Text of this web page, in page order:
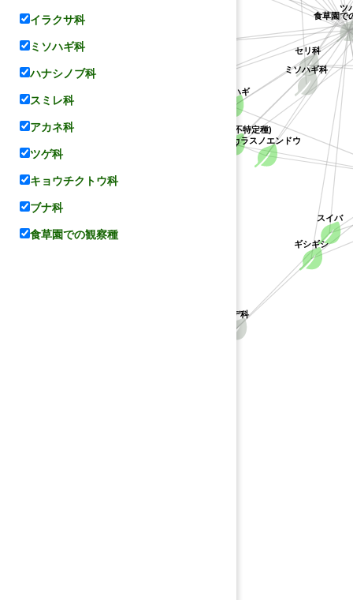
マメ科
ツ
メドハギ
カラスノエンドウ
タデ科
スイバ
ギシギシ
バラ科
セリ科
ミソハギ科
ハナシノブ科
シバザクラ
(ハギ属の不特定種)
食草園で
イラクサ科
ミソハギ科
ハナシノブ科
スミレ科
アカネ科
ツゲ科
キョウチクトウ科
ブナ科
食草園での観察種